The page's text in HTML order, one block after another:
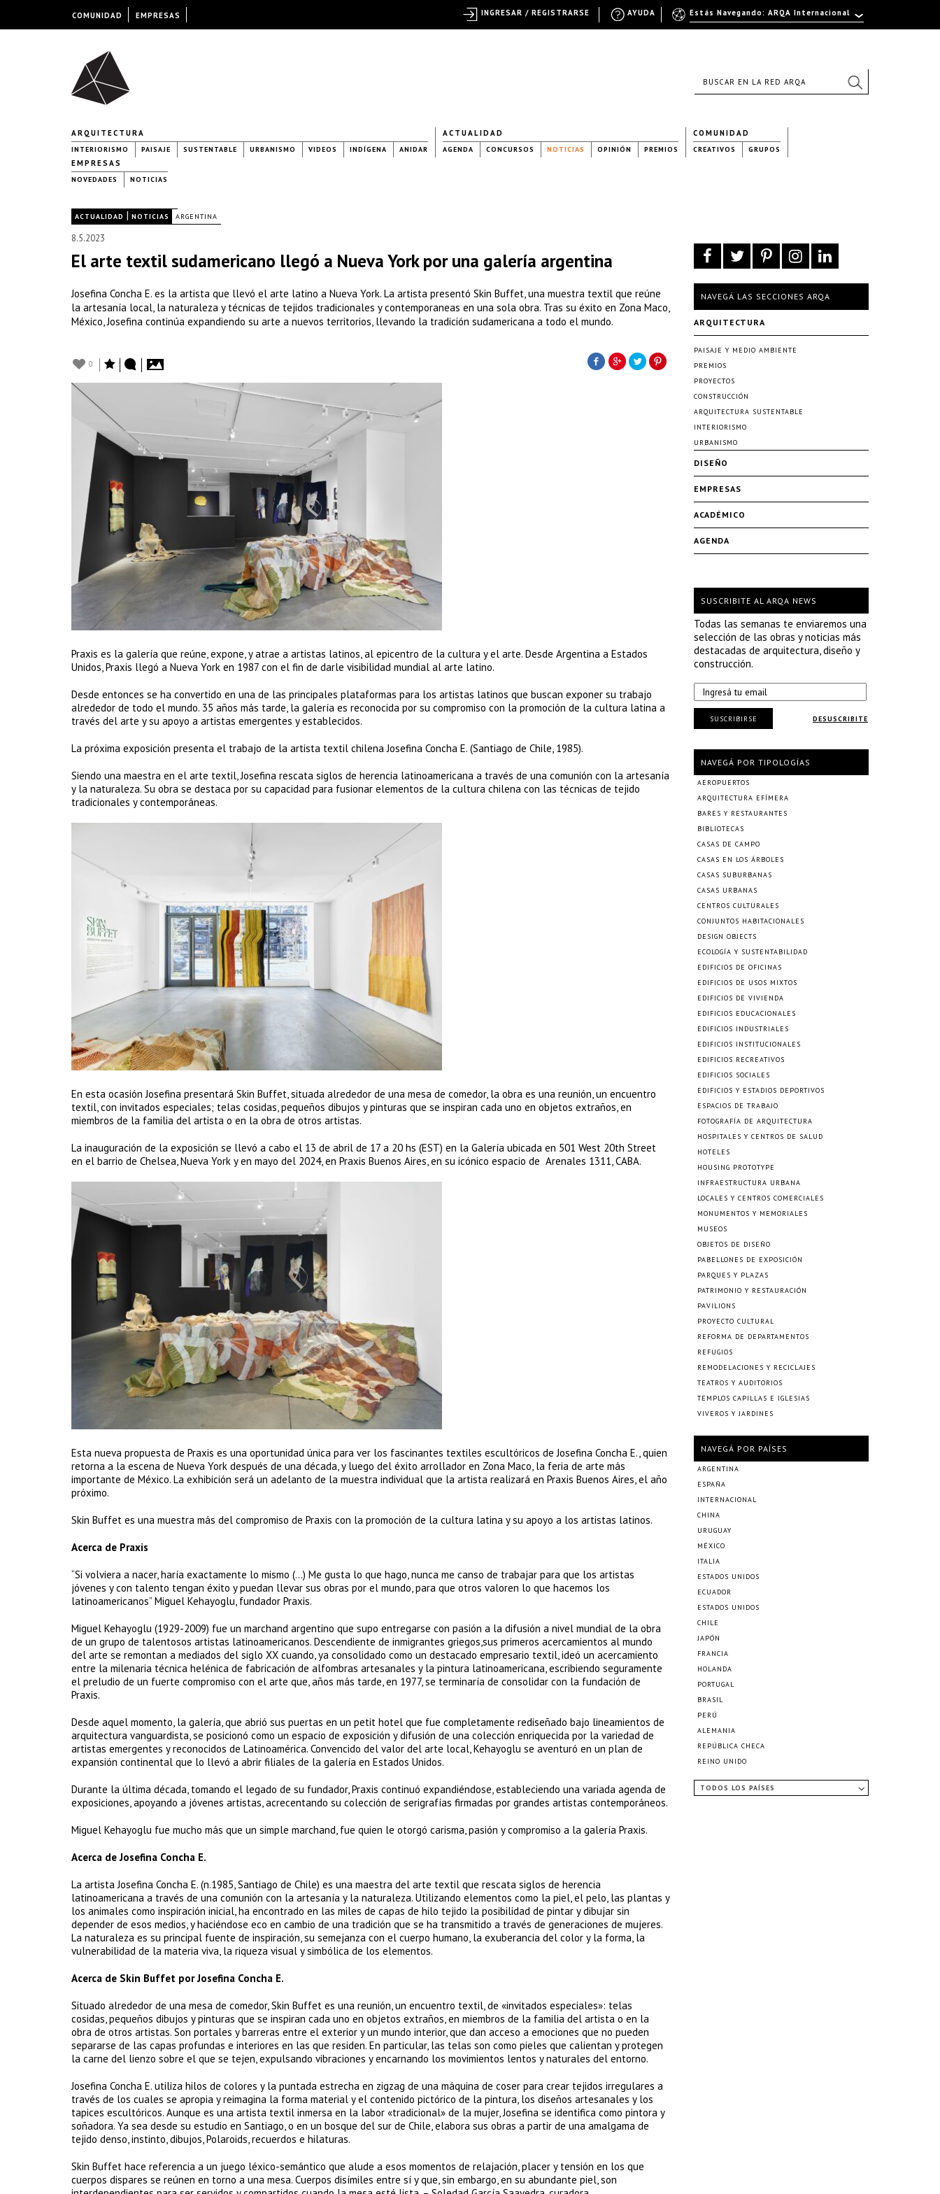
ARQUITECTURA
INTERIORISMO PAISAJE SUSTENTABLE URBANISMO VIDEOS INDÍGENA ANIDAR
ACTUALIDAD
AGENDA CONCURSOS NOTICIAS OPINIÓN PREMIOS
COMUNIDAD
CREATIVOS GRUPOS
EMPRESAS
NOVEDADES NOTICIAS
ACTUALIDAD | NOTICIAS ARGENTINA
8.5.2023
El arte textil sudamericano llegó a Nueva York por una galería argentina
Josefina Concha E. es la artista que llevó el arte latino a Nueva York. La artista presentó Skin Buffet, una muestra textil que reúne
la artesanía local, la naturaleza y técnicas de tejidos tradicionales y contemporaneas en una sola obra. Tras su éxito en Zona Maco,
México, Josefina continúa expandiendo su arte a nuevos territorios, llevando la tradición sudamericana a todo el mundo.
0
Praxis es la galería que reúne, expone, y atrae a artistas latinos, al epicentro de la cultura y el arte. Desde Argentina a Estados
Unidos, Praxis llegó a Nueva York en 1987 con el fin de darle visibilidad mundial al arte latino.
Desde entonces se ha convertido en una de las principales plataformas para los artistas latinos que buscan exponer su trabajo
alrededor de todo el mundo. 35 años más tarde, la galería es reconocida por su compromiso con la promoción de la cultura latina a
través del arte y su apoyo a artistas emergentes y establecidos.
La próxima exposición presenta el trabajo de la artista textil chilena Josefina Concha E. (Santiago de Chile, 1985).
Siendo una maestra en el arte textil, Josefina rescata siglos de herencia latinoamericana a través de una comunión con la artesanía
y la naturaleza. Su obra se destaca por su capacidad para fusionar elementos de la cultura chilena con las técnicas de tejido
tradicionales y contemporáneas.
En esta ocasión Josefina presentará Skin Buffet, situada alrededor de una mesa de comedor, la obra es una reunión, un encuentro
textil, con invitados especiales; telas cosidas, pequeños dibujos y pinturas que se inspiran cada uno en objetos extraños, en
miembros de la familia del artista o en la obra de otros artistas.
La inauguración de la exposición se llevó a cabo el 13 de abril de 17 a 20 hs (EST) en la Galería ubicada en 501 West 20th Street
en el barrio de Chelsea, Nueva York y en mayo del 2024, en Praxis Buenos Aires, en su icónico espacio de Arenales 1311, CABA.
Esta nueva propuesta de Praxis es una oportunidad única para ver los fascinantes textiles escultóricos de Josefina Concha E., quien
retorna a la escena de Nueva York después de una década, y luego del éxito arrollador en Zona Maco, la feria de arte más
importante de México. La exhibición será un adelanto de la muestra individual que la artista realizará en Praxis Buenos Aires, el año
próximo.
Skin Buffet es una muestra más del compromiso de Praxis con la promoción de la cultura latina y su apoyo a los artistas latinos.
Acerca de Praxis
“Si volviera a nacer, haría exactamente lo mismo (…) Me gusta lo que hago, nunca me canso de trabajar para que los artistas
jóvenes y con talento tengan éxito y puedan llevar sus obras por el mundo, para que otros valoren lo que hacemos los
latinoamericanos” Miguel Kehayoglu, fundador Praxis.
Miguel Kehayoglu (1929-2009) fue un marchand argentino que supo entregarse con pasión a la difusión a nivel mundial de la obra
de un grupo de talentosos artistas latinoamericanos. Descendiente de inmigrantes griegos,sus primeros acercamientos al mundo
del arte se remontan a mediados del siglo XX cuando, ya consolidado como un destacado empresario textil, ideó un acercamiento
entre la milenaria técnica helénica de fabricación de alfombras artesanales y la pintura latinoamericana, escribiendo seguramente
el preludio de un fuerte compromiso con el arte que, años más tarde, en 1977, se terminaría de consolidar con la fundación de
Praxis.
Desde aquel momento, la galería, que abrió sus puertas en un petit hotel que fue completamente rediseñado bajo lineamientos de
arquitectura vanguardista, se posicionó como un espacio de exposición y difusión de una colección enriquecida por la variedad de
artistas emergentes y reconocidos de Latinoamérica. Convencido del valor del arte local, Kehayoglu se aventuró en un plan de
expansión continental que lo llevó a abrir filiales de la galería en Estados Unidos.
Durante la última década, tomando el legado de su fundador, Praxis continuó expandiéndose, estableciendo una variada agenda de
exposiciones, apoyando a jóvenes artistas, acrecentando su colección de serigrafías firmadas por grandes artistas contemporáneos.
Miguel Kehayoglu fue mucho más que un simple marchand, fue quien le otorgó carisma, pasión y compromiso a la galería Praxis.
Acerca de Josefina Concha E.
La artista Josefina Concha E. (n.1985, Santiago de Chile) es una maestra del arte textil que rescata siglos de herencia
latinoamericana a través de una comunión con la artesanía y la naturaleza. Utilizando elementos como la piel, el pelo, las plantas y
los animales como inspiración inicial, ha encontrado en las miles de capas de hilo tejido la posibilidad de pintar y dibujar sin
depender de esos medios, y haciéndose eco en cambio de una tradición que se ha transmitido a través de generaciones de mujeres.
La naturaleza es su principal fuente de inspiración, su semejanza con el cuerpo humano, la exuberancia del color y la forma, la
vulnerabilidad de la materia viva, la riqueza visual y simbólica de los elementos.
Acerca de Skin Buffet por Josefina Concha E.
Situado alrededor de una mesa de comedor, Skin Buffet es una reunión, un encuentro textil, de «invitados especiales»: telas
cosidas, pequeños dibujos y pinturas que se inspiran cada uno en objetos extraños, en miembros de la familia del artista o en la
obra de otros artistas. Son portales y barreras entre el exterior y un mundo interior, que dan acceso a emociones que no pueden
separarse de las capas profundas e interiores en las que residen. En particular, las telas son como pieles que calientan y protegen
la carne del lienzo sobre el que se tejen, expulsando vibraciones y encarnando los movimientos lentos y naturales del entorno.
Josefina Concha E. utiliza hilos de colores y la puntada estrecha en zigzag de una máquina de coser para crear tejidos irregulares a
través de los cuales se apropia y reimagina la forma material y el contenido pictórico de la pintura, los diseños artesanales y los
tapices escultóricos. Aunque es una artista textil inmersa en la labor «tradicional» de la mujer, Josefina se identifica como pintora y
soñadora. Ya sea desde su estudio en Santiago, o en un bosque del sur de Chile, elabora sus obras a partir de una amalgama de
tejido denso, instinto, dibujos, Polaroids, recuerdos e hilaturas.
Skin Buffet hace referencia a un juego léxico-semántico que alude a esos momentos de relajación, placer y tensión en los que
cuerpos dispares se reúnen en torno a una mesa. Cuerpos disímiles entre sí y que, sin embargo, en su abundante piel, son
NAVEGÁ LAS SECCIONES ARQA
ARQUITECTURA
PAISAJE Y MEDIO AMBIENTE
PREMIOS
PROYECTOS
CONSTRUCCIÓN
ARQUITECTURA SUSTENTABLE
INTERIORISMO
URBANISMO
DISEÑO
EMPRESAS
ACADÉMICO
AGENDA
SUSCRIBITE AL ARQA NEWS
Todas las semanas te enviaremos una
selección de las obras y noticias más
destacadas de arquitectura, diseño y
construcción.
DESUSCRIBITE
SUSCRIBIRSE
NAVEGÁ POR TIPOLOGÍAS
AEROPUERTOS
ARQUITECTURA EFÍMERA
BARES Y RESTAURANTES
BIBLIOTECAS
CASAS DE CAMPO
CASAS EN LOS ÁRBOLES
CASAS SUBURBANAS
CASAS URBANAS
CENTROS CULTURALES
CONJUNTOS HABITACIONALES
DESIGN OBJECTS
ECOLOGÍA Y SUSTENTABILIDAD
EDIFICIOS DE OFICINAS
EDIFICIOS DE USOS MIXTOS
EDIFICIOS DE VIVIENDA
EDIFICIOS EDUCACIONALES
EDIFICIOS INDUSTRIALES
EDIFICIOS INSTITUCIONALES
EDIFICIOS RECREATIVOS
EDIFICIOS SOCIALES
EDIFICIOS Y ESTADIOS DEPORTIVOS
ESPACIOS DE TRABAJO
FOTOGRAFÍA DE ARQUITECTURA
HOSPITALES Y CENTROS DE SALUD
HOTELES
HOUSING PROTOTYPE
INFRAESTRUCTURA URBANA
LOCALES Y CENTROS COMERCIALES
MONUMENTOS Y MEMORIALES
MUSEOS
OBJETOS DE DISEÑO
PABELLONES DE EXPOSICIÓN
PARQUES Y PLAZAS
PATRIMONIO Y RESTAURACIÓN
PAVILIONS
PROYECTO CULTURAL
REFORMA DE DEPARTAMENTOS
REFUGIOS
REMODELACIONES Y RECICLAJES
TEATROS Y AUDITORIOS
TEMPLOS CAPILLAS E IGLESIAS
VIVEROS Y JARDINES
NAVEGÁ POR PAÍSES
ARGENTINA
ESPAÑA
INTERNACIONAL
CHINA
URUGUAY
MÉXICO
ITALIA
ESTADOS UNIDOS
ECUADOR
ESTADOS UNIDOS
CHILE
JAPÓN
FRANCIA
HOLANDA
PORTUGAL
BRASIL
PERÚ
ALEMANIA
REPÚBLICA CHECA
REINO UNIDO
TODOS LOS PAÍSES
COMUNIDAD EMPRESAS Estás Navegando: ARQA Internacional
AYUDA
INGRESAR / REGISTRARSE